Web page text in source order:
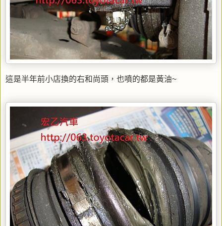
這是半年前小店換的右和尚頭，也噴的都是黃油~